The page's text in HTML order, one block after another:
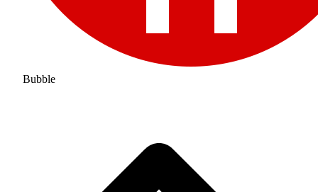
Bubble